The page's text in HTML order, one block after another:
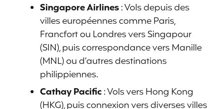
Singapore Airlines: Vols depuis des
villes européennes comme Paris,
Francfort ou Londres vers Singapour
(SIN), puis correspondance vers Manille
(MNL) ou d’autres destinations
philippiennes.
Cathay Pacific: Vols vers Hong Kong
(HKG), puis connexion vers diverses villes